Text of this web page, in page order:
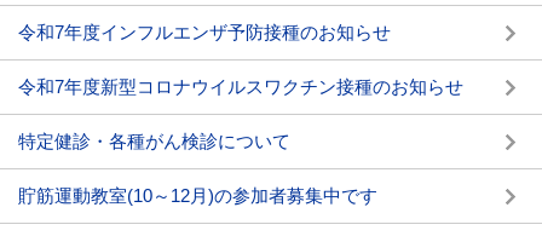
令和7年度インフルエンザ予防接種のお知らせ
令和7年度新型コロナウイルスワクチン接種のお知らせ
特定健診・各種がん検診について
貯筋運動教室(10～12月)の参加者募集中です